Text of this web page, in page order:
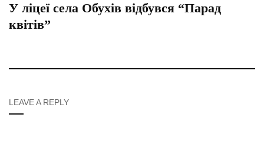
У ліцеї села Обухів відбувся “Парад
квітів”
LEAVE A REPLY